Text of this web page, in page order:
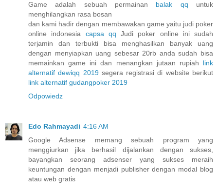
Game adalah sebuah permainan balak qq untuk
menghilangkan rasa bosan
dan kami hadir dengan membawakan game yaitu judi poker
online indonesia capsa qq Judi poker online ini sudah
terjamin dan terbukti bisa menghasilkan banyak uang
dengan menyiapkan uang sebesar 20rb anda sudah bisa
memainkan game ini dan menangkan jutaan rupiah link
alternatif dewiqq 2019segera registrasi di website berikut
link alternatif gudangpoker 2019
Odpowiedz
Edo Rahmayadi 4:16 AM
Google Adsense memang sebuah program yang
menggiurkan jika berhasil dijalankan dengan sukses,
bayangkan seorang adsenser yang sukses meraih
keuntungan dengan menjadi publisher dengan modal blog
atau web gratis